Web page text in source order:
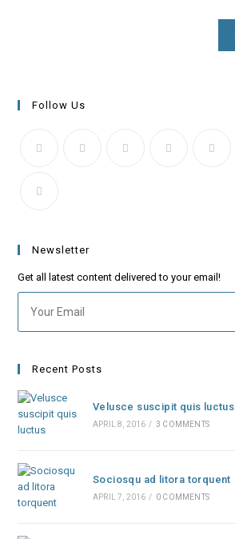
Follow Us
a
tab
Newsletter
Get all latest content delivered to your email!
Recent Posts
Velusce suscipit quis luctus
APRIL 8, 2016 / 3 COMMENTS
Sociosqu ad litora torquent
APRIL 7, 2016 / 0 COMMENTS